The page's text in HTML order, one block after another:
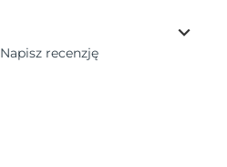
Napisz recenzję